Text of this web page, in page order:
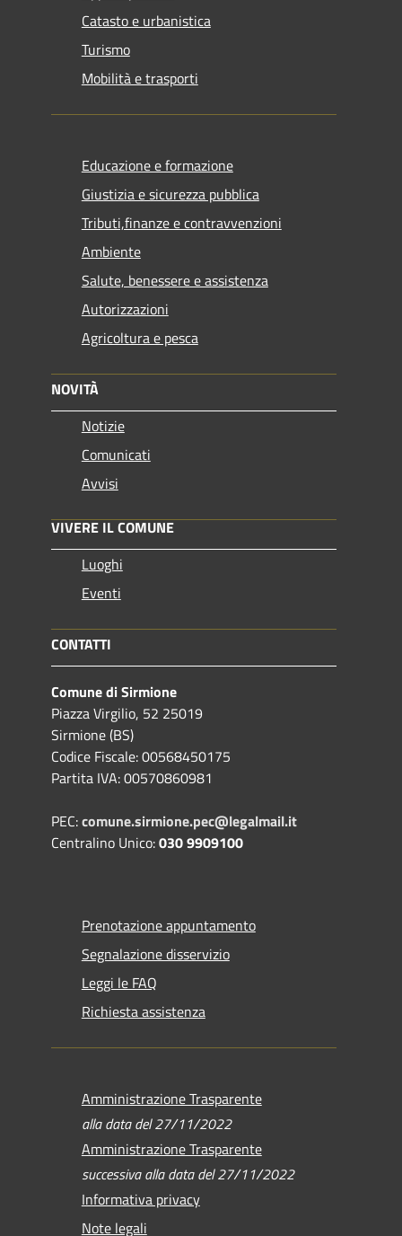
Catasto e urbanistica
Turismo
Mobilità e trasporti
Educazione e formazione
Giustizia e sicurezza pubblica
Tributi,finanze e contravvenzioni
Ambiente
Salute, benessere e assistenza
Autorizzazioni
Agricoltura e pesca
NOVITÀ
Notizie
Comunicati
Avvisi
VIVERE IL COMUNE
Luoghi
Eventi
CONTATTI
Comune di Sirmione
Piazza Virgilio, 52 25019
Sirmione (BS)
Codice Fiscale: 00568450175
Partita IVA: 00570860981
PEC:comune.sirmione.pec@legalmail.it
Centralino Unico:030 9909100
Prenotazione appuntamento
Segnalazione disservizio
Leggi le FAQ
Richiesta assistenza
Amministrazione Trasparente
alla data del 27/11/2022
Amministrazione Trasparente
successiva alla data del 27/11/2022
Informativa privacy
Note legali